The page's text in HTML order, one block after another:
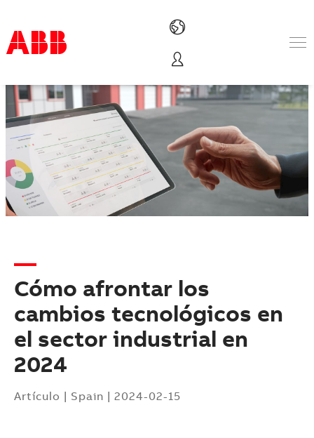
Productos & Soluciones
Industrias
Servicios
Sobre ABB
Dónde comprar
Contáctanos
Carreras
Cómo afrontar los
cambios tecnológicos en
el sector industrial en
2024
Artículo | Spain | 2024-02-15